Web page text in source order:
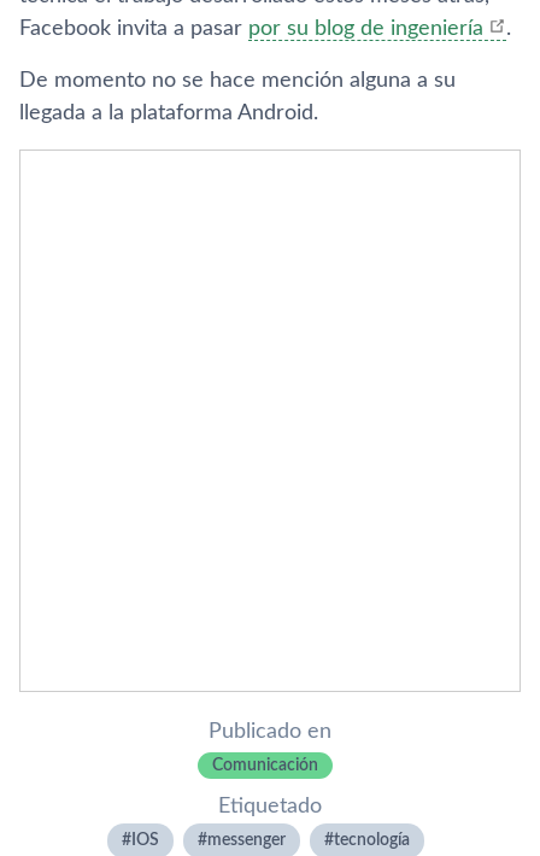
Facebook invita a pasar por su blog de ingeniería .
De momento no se hace mención alguna a su
llegada a la plataforma Android.
Publicado en
Comunicación
Etiquetado
IOS messenger tecnologí­a